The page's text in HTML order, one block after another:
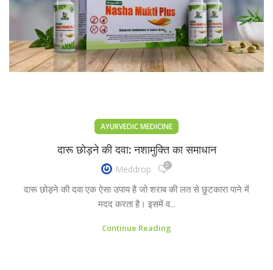
AYURVEDIC MEDICINE
दारू छोड़ने की दवा: नशामुक्ति का समाधान
Meddrop 0
दारू छोड़ने की दवा एक ऐसा उपाय है जो शराब की लत से छुटकारा पाने में
मदद करता है। इसमें व...
Continue Reading